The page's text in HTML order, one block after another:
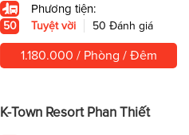
Phương tiện:
50 Tuyệt vời 50 Đánh giá
1.180.000 / Phòng / Đêm
K-Town Resort Phan Thiết